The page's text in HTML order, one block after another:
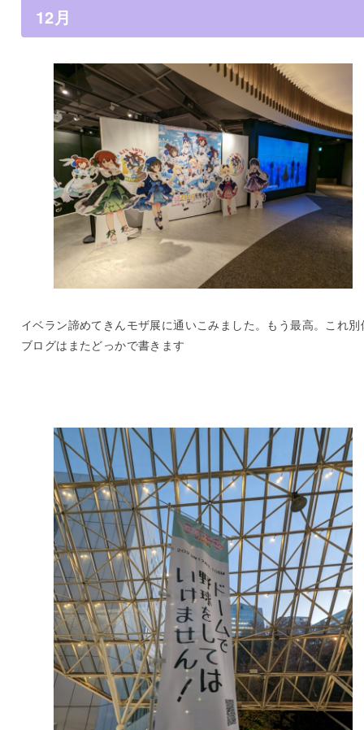
12月
イベラン諦めてきんモザ展に通いこみました。もう最高。これ別
ブログはまたどっかで書きます